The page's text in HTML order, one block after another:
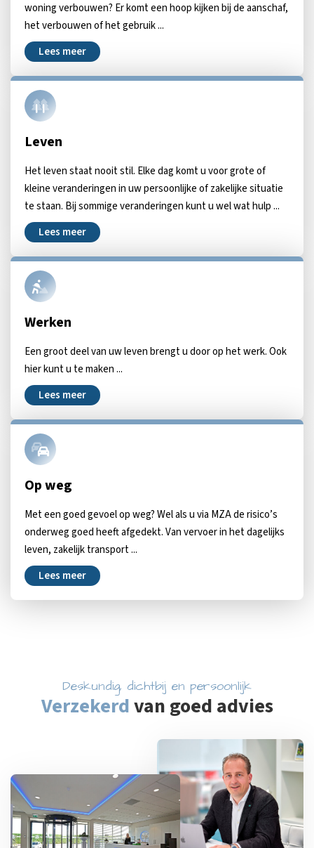
woning verbouwen? Er komt een hoop kijken bij de aanschaf,
het verbouwen of het gebruik ...
Lees meer
Leven
Het leven staat nooit stil. Elke dag komt u voor grote of
kleine veranderingen in uw persoonlijke of zakelijke situatie
te staan. Bij sommige veranderingen kunt u wel wat hulp ...
Lees meer
Werken
Een groot deel van uw leven brengt u door op het werk. Ook
hier kunt u te maken ...
Lees meer
Op weg
Met een goed gevoel op weg? Wel als u via MZA de risico’s
onderweg goed heeft afgedekt. Van vervoer in het dagelijks
leven, zakelijk transport ...
Lees meer
Deskundig, dichtbij en persoonlijk
Verzekerdvan goed advies